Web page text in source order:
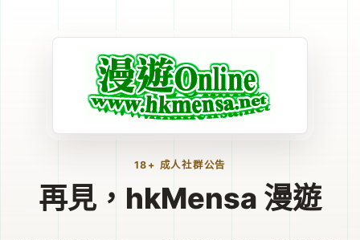
18+ 成人社群公告
再見，hkMensa 漫遊